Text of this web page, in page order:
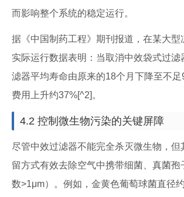
而影响整个系统的稳定运行。
据《中国制药工程》期刊报道，在某大型
实际运行数据表明：当取消中效袋式过滤
滤器平均寿命由原来的18个月下降至不
费用上升约37%[^2]。
4.2 控制微生物污染的关键屏障
尽管中效过滤器不能完全杀灭微生物，但
留方式有效去除空气中携带细菌、真菌孢
数>1μm）。例如，金黄色葡萄球菌直径